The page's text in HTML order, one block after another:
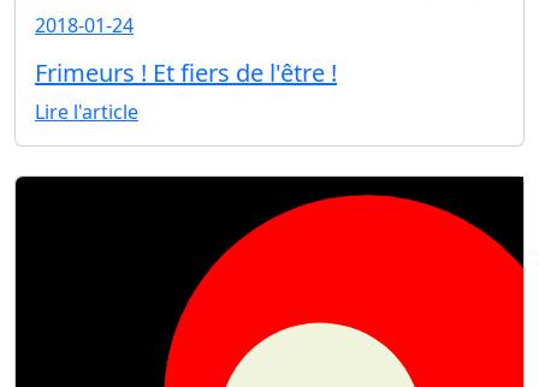
2018-01-24
Frimeurs ! Et fiers de l'être !
Lire l'article